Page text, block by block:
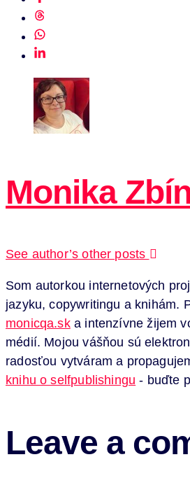
Monika
See author’s other posts
Som autorkou internetových
jazyku, copywritingu a knihám.
monicqa.ska intenzívne žijem
médií. Mojou vášňou sú
radosťou vytváram a
knihu o selfpublishingu - buďte
Leave a